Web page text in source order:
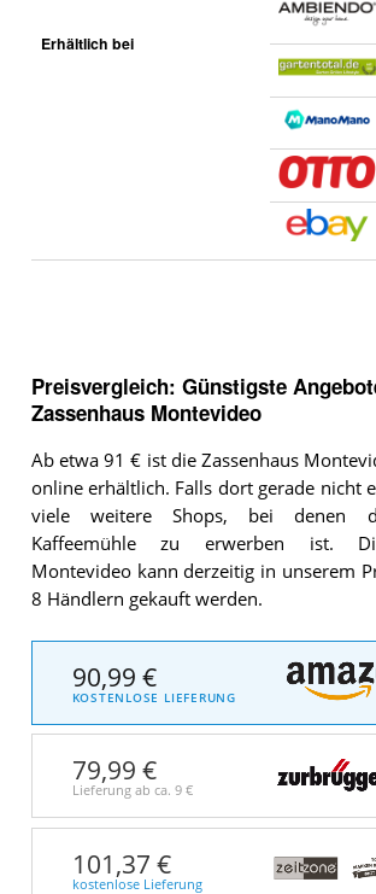
Erhältlich bei
Preisvergleich: Günstigste
Zassenhaus Montevideo
Ab etwa 91 € ist die Zassenhaus
online erhältlich. Falls dort gerade nicht
viele weitere Shops, bei denen
Kaffeemühle zu erwerben ist.
Montevideo kann derzeitig in unserem
8 Händlern gekauft werden.
90,99 €
KOSTENLOSE LIEFERUNG
79,99 €
Lieferung ab ca. 9 €
101,37 €
kostenlose Lieferung